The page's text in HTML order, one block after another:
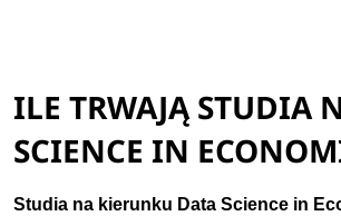
ILE TRWAJĄ STUDIA
SCIENCE IN
Studia na kierunku Data Science in